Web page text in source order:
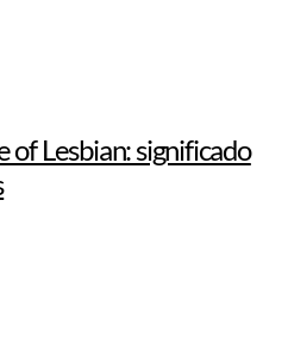
of Lesbian: significado